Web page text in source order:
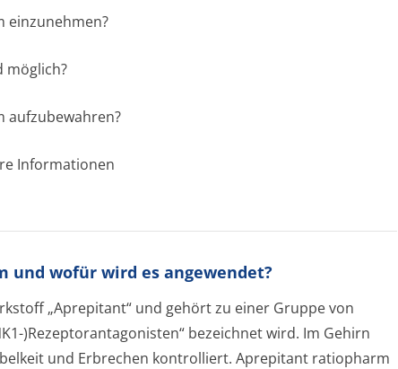
einzunehmen?
möglich?
aufzubewahren?
Informationen
und wofür wird es angewendet?
„Aprepitant“ und gehört zu einer Gruppe von
)Rezeptoranta­gonisten“ bezeichnet wird. Im Gehirn
und Erbrechen kontrolliert. Aprepitant ratiopharm